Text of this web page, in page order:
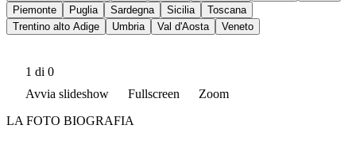
Piemonte
Puglia Sardegna Sicilia
Toscana
Trentino alto Adige
Umbria Val d'Aosta Veneto
1 di 0
Avvia slideshow
Fullscreen
Zoom
LA FOTO BIOGRAFIA